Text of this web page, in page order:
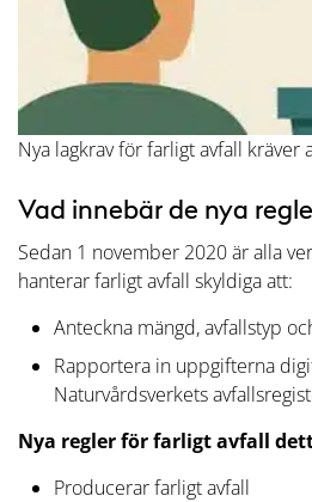
Nya lagkrav för farligt avfall
Vad innebär de nya
Sedan 1 november 2020 är alla
hanterar farligt avfall skyldiga att:
Anteckna mängd, avfallstyp
Rapportera in uppgifterna
Naturvårdsverkets
Nya regler för farligt avfall
Producerar farligt avfall